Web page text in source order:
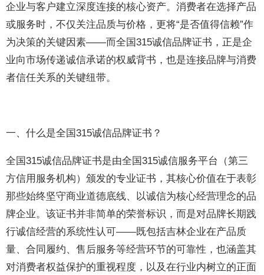
企业与客户建立深度连接的核心资产。消费者在选择产品
或服务时，不仅关注品质与价格，更将“是否值得信赖”作
为决策的关键因素——而全国315诚信品牌证书，正是企
业向市场传递诚信承诺的权威背书，也是连接品牌与消费
者信任关系的关键纽带。
一、什么是全国315诚信品牌证书？
全国315诚信品牌证书是由全国315诚信服务平台（第三
方信用服务机构）颁发的专业证书，其核心价值在于表彰
那些始终坚守商业道德底线、以诚信为核心经营理念的品
牌企业。该证书并非简单的荣誉标识，而是对品牌长期践
行诚信经营的系统性认可——既包括吉林企业在产品质
量、合同履约、售后服务等经营环节的可靠性，也涵盖其
对消费者权益保护的重视程度，以及在行业内树立的正面